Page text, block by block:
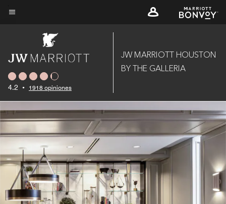
Skip
4.2 • 1918 opiniones
JW MARRIOTT HOUSTON
BY THE GALLERIA